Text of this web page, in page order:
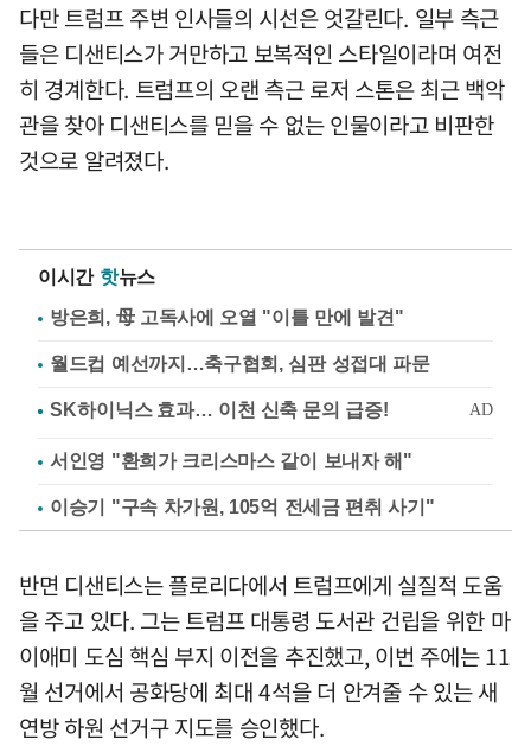
다만 트럼프 주변 인사들의 시선은 엇갈린다. 일부 측근
들은 디샌티스가 거만하고 보복적인 스타일이라며 여전
히 경계한다. 트럼프의 오랜 측근 로저 스톤은 최근 백악
관을 찾아 디샌티스를 믿을 수 없는 인물이라고 비판한
것으로 알려졌다.
이시간 핫뉴스
방은희, 母 고독사에 오열 "이틀 만에 발견"
월드컵 예선까지…축구협회, 심판 성접대 파문
서인영 "환희가 크리스마스 같이 보내자 해"
이승기 "구속 차가원, 105억 전세금 편취 사기"
반면 디샌티스는 플로리다에서 트럼프에게 실질적 도움
을 주고 있다. 그는 트럼프 대통령 도서관 건립을 위한 마
이애미 도심 핵심 부지 이전을 추진했고, 이번 주에는 11
월 선거에서 공화당에 최대 4석을 더 안겨줄 수 있는 새
연방 하원 선거구 지도를 승인했다.